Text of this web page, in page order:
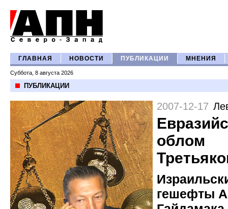
ГЛАВНАЯ НОВОСТИ ПУБЛИКАЦИИ МНЕНИЯ
Суббота, 8 августа 2026
ПУБЛИКАЦИИ
2007-12-17
облом
гешефты